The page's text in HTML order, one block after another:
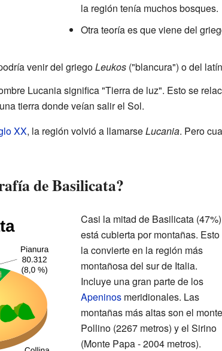
la región tenía muchos bosques.
Otra teoría es que viene del
venir del griegoLeukos("blancura") o del latín
Lucania significa "Tierra de luz". Esto se
tierra donde veían salir el Sol.
XX, la región volvió a llamarseLucania. Pero
de Basilicata?
Casi la mitad de Basilicata (47%)
está cubierta por montañas. Esto
la convierte en la región más
montañosa del sur de Italia.
Incluye una gran parte de los
Apeninosmeridionales. Las
montañas más altas son el monte
Pollino (2267 metros) y el Sirino
(Monte Papa - 2004 metros).